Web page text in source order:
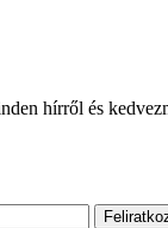
hírről és